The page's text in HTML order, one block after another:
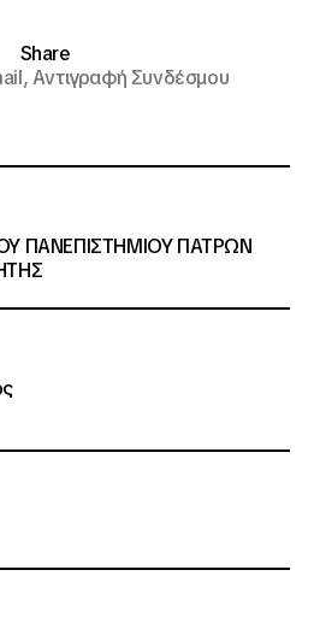
Share
Αντιγραφή Συνδέσμου
ΠΑΝΕΠΙΣΤΗΜΙΟΥ ΠΑΤΡΩΝ